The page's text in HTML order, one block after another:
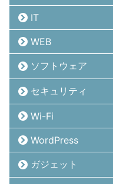
IT
WEB
ソフトウェア
セキュリティ
Wi-Fi
WordPress
ガジェット